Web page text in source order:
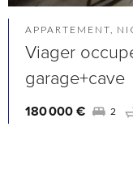
APPARTEMENT,
Viager
garage+cave
180 000 € 2